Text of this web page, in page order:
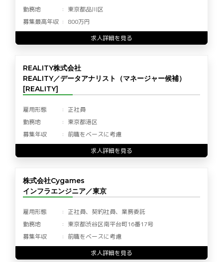
勤務地
東京都品川区
募集最高年収
800万円
求人詳細を見る
REALITY株式会社
REALITY／データアナリスト（マネージャー候補）
[REALITY]
雇用形態
正社員
勤務地
東京都港区
募集年収
前職をベースに考慮
求人詳細を見る
株式会社Cygames
インフラエンジニア／東京
雇用形態
正社員、契約社員、業務委託
勤務地
東京都渋谷区南平台町16番17号
募集年収
前職をベースに考慮
求人詳細を見る